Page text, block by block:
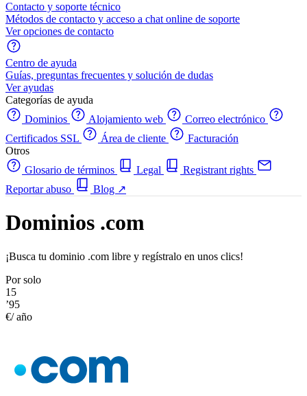
Contacto y soporte técnico
Métodos de contacto y acceso a chat online de soporte
Ver opciones de contacto
Centro de ayuda
Guías, preguntas frecuentes y solución de dudas
Ver ayudas
Categorías de ayuda
Dominios
Alojamiento web
Correo electrónico
Certificados SSL
Área de cliente
Facturación
Otros
Glosario de términos
Legal
Registrant rights
Reportar abuso
Blog ↗
Dominios .com
¡Busca tu dominio .com libre y regístralo en unos clics!
Por solo
15
’95
€/ año